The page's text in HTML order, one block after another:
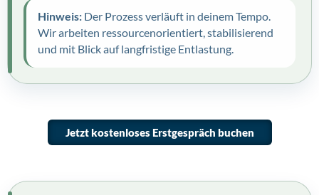
Hinweis: Der Prozess verläuft in deinem Tempo.
Wir arbeiten ressourcenorientiert, stabilisierend
und mit Blick auf langfristige Entlastung.
Jetzt kostenloses Erstgespräch buchen